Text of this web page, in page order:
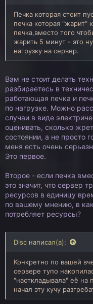
Печка которая стоит
печка которая "жарит"
печка,вместо того
жарить 5 минут - это
нагрузку на сервер.
Вам не стоит делать
разбираетесь в
работающая печка и
по нагрузке. Можно
случаи в виде
оценивать, сколько
состоянии, а не просто
меня есть очень
Это первое.
Второе - если печка
это значит, что сервер
ресурсов в единицу
по вашему мнению, в
потребляет ресурсы?
Disc написал(а):
Конкретно по вашей
сервере тупо
"наоткладывала" её
начал эту кучу